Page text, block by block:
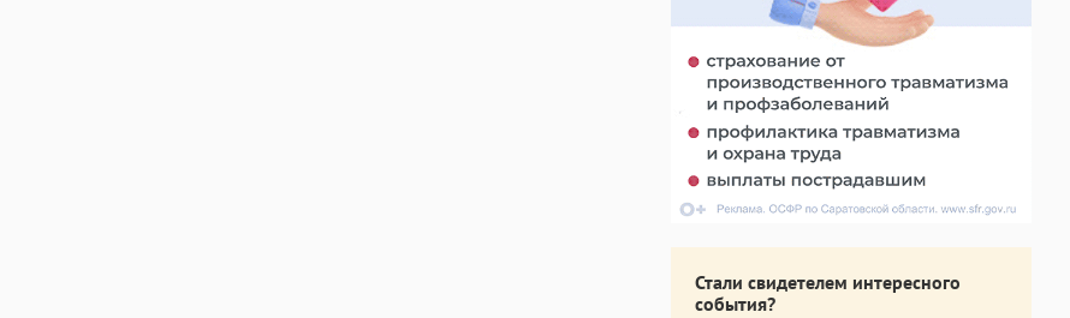
Стали свидетелем интересного
события?